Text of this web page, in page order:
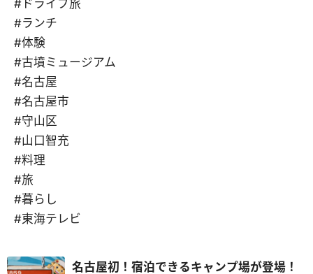
#ドライブ旅
#ランチ
#体験
#古墳ミュージアム
#名古屋
#名古屋市
#守山区
#山口智充
#料理
#旅
#暮らし
#東海テレビ
名古屋初！宿泊できるキャンプ場が登場！